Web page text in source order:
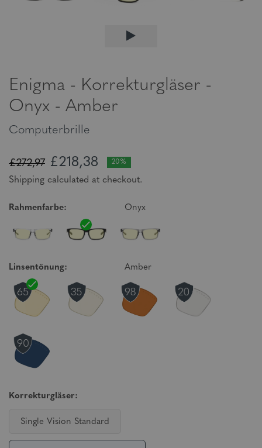
Enigma - Korrekturgläser -
Onyx - Amber
Computerbrille
£272,97 £218,38 20%
Shipping calculated at checkout.
Rahmenfarbe: Onyx
Linsentönung: Amber
Korrekturgläser:
Single Vision Standard